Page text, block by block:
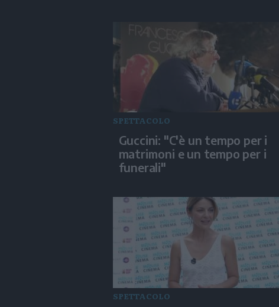
SPETTACOLO
Guccini: "C'è un tempo per i
matrimoni e un tempo per i
funerali"
SPETTACOLO